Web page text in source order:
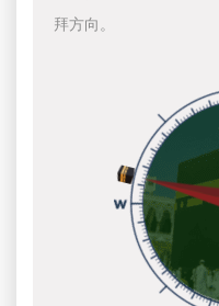
拜方向。